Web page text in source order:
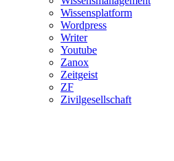
Wissensplatform
Wordpress
Writer
Youtube
Zanox
Zeitgeist
ZF
Zivilgesellschaft